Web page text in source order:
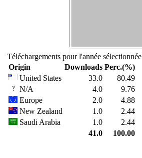
Téléchargements pour l'année sélectionnée
Origin
Downloads Perc.(%)
United States
33.0
80.49
N/A
4.0
9.76
Europe
2.0
4.88
New Zealand
1.0
2.44
Saudi Arabia
1.0
2.44
41.0
100.00